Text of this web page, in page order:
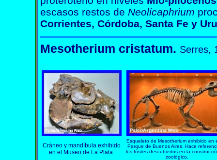
escasos restos de Neolicaphrium
Corrientes, Córdoba, Santa Fe y
Mesotherium cristatum. Serres,
Cráneo y mandíbula exhibido
en el Museo de La Plata.
Esqueleto de Mesotherium exhibido en
Parque de Buenos Aires. Hace
los fósiles descubiertos en la
zoológico.